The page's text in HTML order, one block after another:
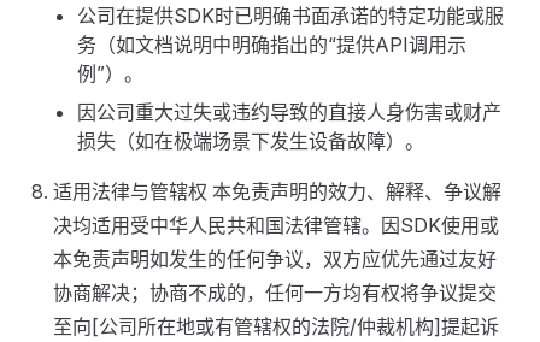
公司在提供SDK时已明确书面承诺的特定功能或服
务（如文档说明中明确指出的“提供API调用示
例”）。
因公司重大过失或违约导致的直接人身伤害或财产
损失（如在极端场景下发生设备故障）。
适用法律与管辖权 本免责声明的效力、解释、争议解
决均适用受中华人民共和国法律管辖。因SDK使用或
本免责声明如发生的任何争议，双方应优先通过友好
协商解决；协商不成的，任何一方均有权将争议提交
至向[公司所在地或有管辖权的法院/仲裁机构]提起诉